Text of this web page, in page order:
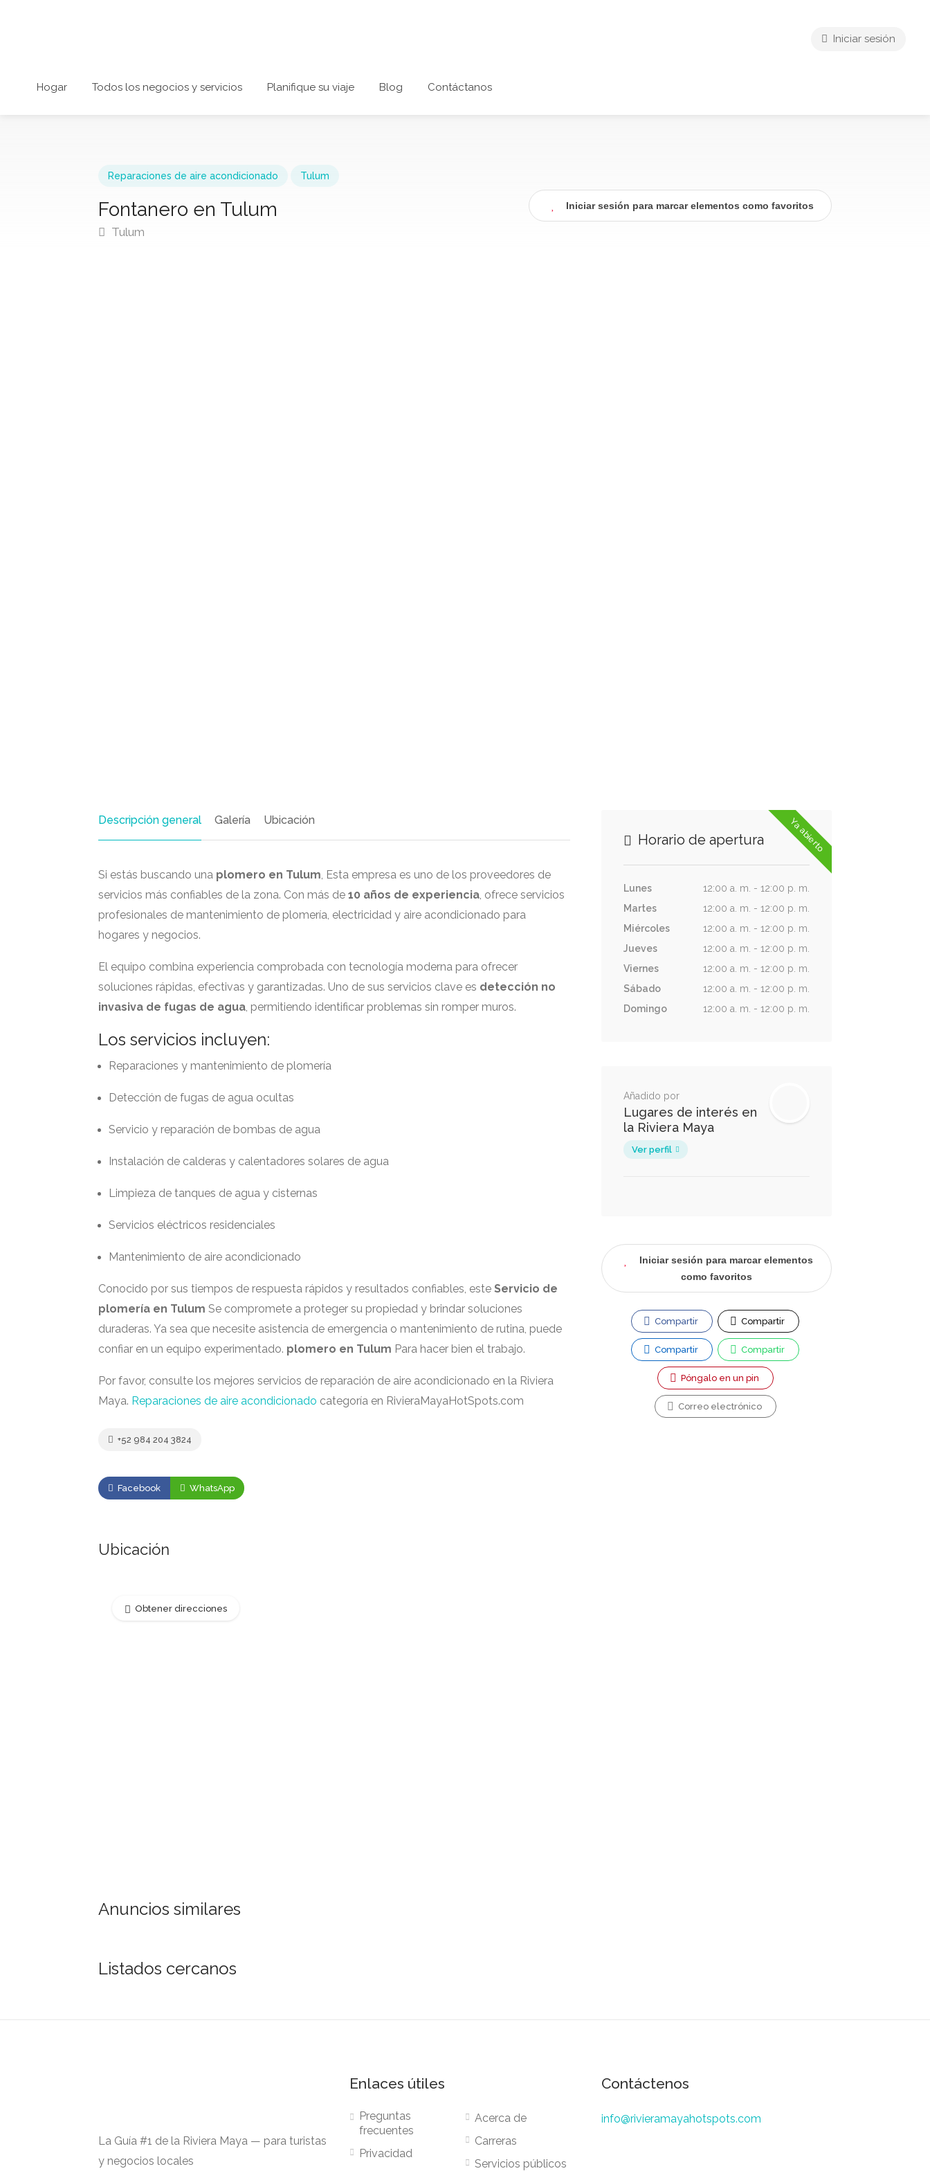
Hogar Todos los negocios y servicios Planifique su viaje Blog Contáctanos
Iniciar sesión
Reparaciones de aire acondicionado Tulum
Fontanero en Tulum
Tulum
Iniciar sesión para marcar elementos como favoritos
Descripción general Galería Ubicación
Si estás buscando una plomero en Tulum, Esta empresa es uno de los proveedores de
servicios más confiables de la zona. Con más de 10 años de experiencia, ofrece servicios
profesionales de mantenimiento de plomería, electricidad y aire acondicionado para
hogares y negocios.
El equipo combina experiencia comprobada con tecnología moderna para ofrecer
soluciones rápidas, efectivas y garantizadas. Uno de sus servicios clave es detección no
invasiva de fugas de agua, permitiendo identificar problemas sin romper muros.
Los servicios incluyen:
Reparaciones y mantenimiento de plomería
Detección de fugas de agua ocultas
Servicio y reparación de bombas de agua
Instalación de calderas y calentadores solares de agua
Limpieza de tanques de agua y cisternas
Servicios eléctricos residenciales
Mantenimiento de aire acondicionado
Conocido por sus tiempos de respuesta rápidos y resultados confiables, este Servicio de
plomería en Tulum Se compromete a proteger su propiedad y brindar soluciones
duraderas. Ya sea que necesite asistencia de emergencia o mantenimiento de rutina, puede
confiar en un equipo experimentado. plomero en Tulum Para hacer bien el trabajo.
Por favor, consulte los mejores servicios de reparación de aire acondicionado en la Riviera
Maya. Reparaciones de aire acondicionado categoría en RivieraMayaHotSpots.com
+52 984 204 3824
Facebook WhatsApp
Ubicación
Obtener direcciones
Anuncios similares
Listados cercanos
Ya abierto
Horario de apertura
Lunes
12:00 a. m. - 12:00 p. m.
Martes
12:00 a. m. - 12:00 p. m.
Miércoles
12:00 a. m. - 12:00 p. m.
Jueves
12:00 a. m. - 12:00 p. m.
Viernes
12:00 a. m. - 12:00 p. m.
Sábado
12:00 a. m. - 12:00 p. m.
Domingo
12:00 a. m. - 12:00 p. m.
Añadido por
Lugares de interés en
la Riviera Maya
Ver perfil
Iniciar sesión para marcar elementos
como favoritos
Compartir Compartir
Compartir Compartir
Póngalo en un pin
Correo electrónico
La Guía #1 de la Riviera Maya — para turistas
y negocios locales
Enlaces útiles
Preguntas
frecuentes
Privacidad
Acerca de
Carreras
Servicios públicos
Contáctenos
info@rivieramayahotspots.com